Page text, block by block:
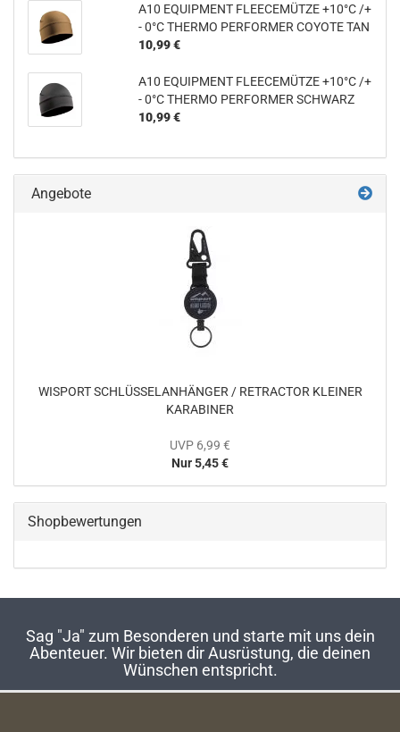
A10 EQUIPMENT FLEECEMÜTZE +10°C /+
- 0°C THERMO PERFORMER COYOTE TAN
10,99 €
A10 EQUIPMENT FLEECEMÜTZE +10°C /+
- 0°C THERMO PERFORMER SCHWARZ
10,99 €
Angebote
WISPORT SCHLÜSSELANHÄNGER / RETRACTOR KLEINER
KARABINER
UVP 6,99 €
Nur 5,45 €
Shopbewertungen
Sag "Ja" zum Besonderen und starte mit uns dein
Abenteuer. Wir bieten dir Ausrüstung, die deinen
Wünschen entspricht.